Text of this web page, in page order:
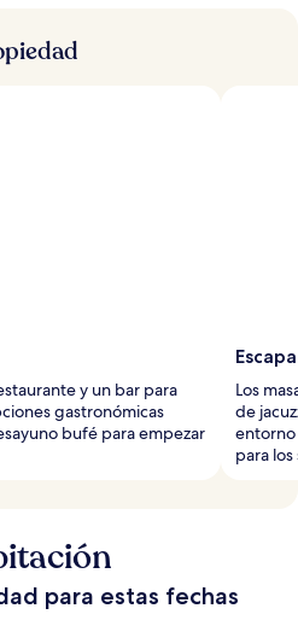
y un bar para
gastronómicas
bufé para empezar
Los
de
entorno
para
para estas fechas